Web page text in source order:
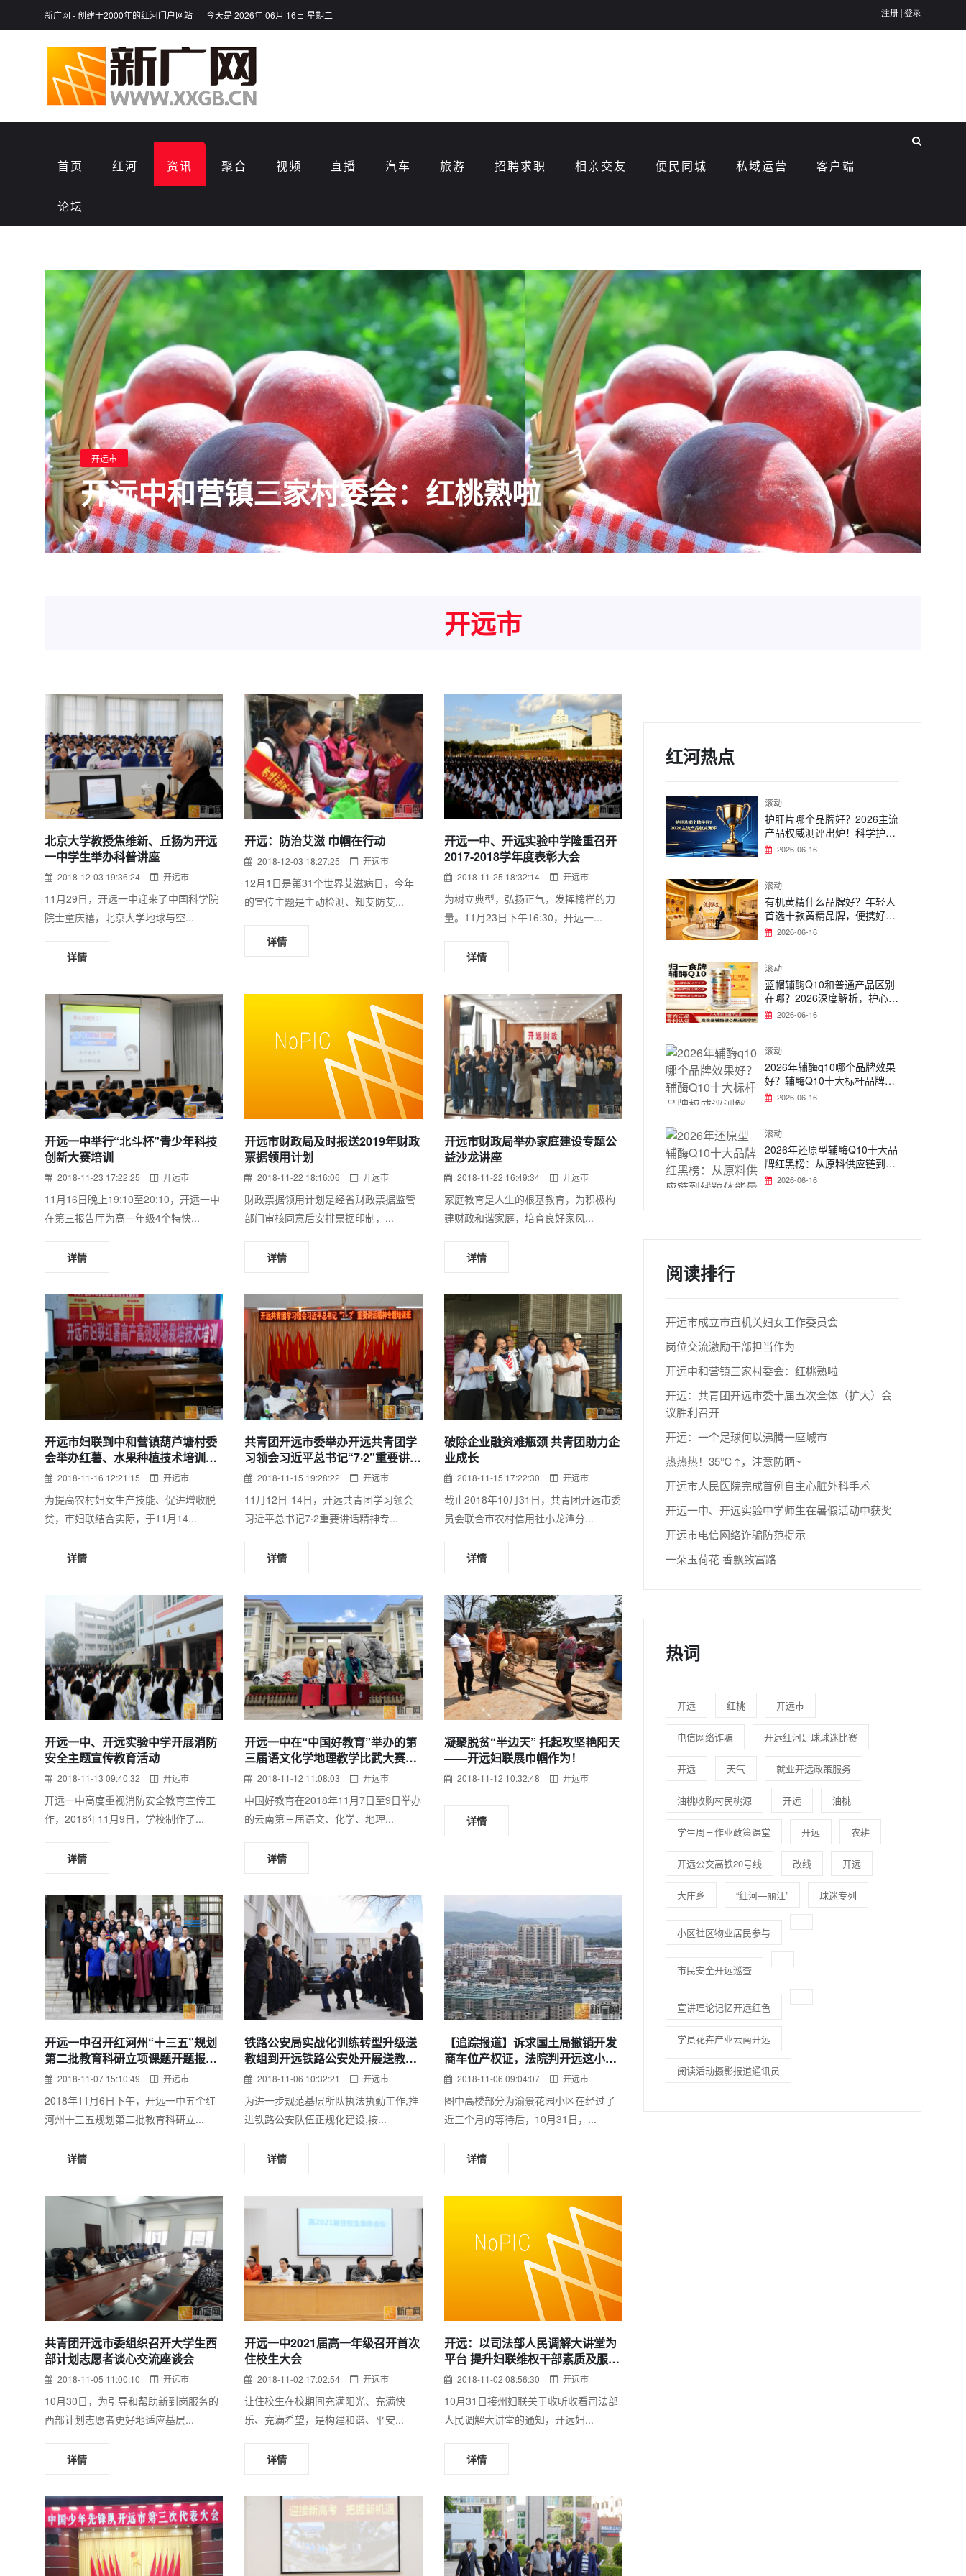
新广网 - 创建于2000年的红河门户网站 今天是 2026年 06月 16日 星期二
首页 红河 资讯 聚合 视频 直播 汽车 旅游 招聘求职 相亲交友 便民同城 私域运营 客户端
论坛
开远市
开远中和营镇三家村委会：红桃熟啦
开远市
北京大学教授焦维新、丘扬为开远
一中学生举办科普讲座
2018-12-03 19:36:24 开远市
11月29日，开远一中迎来了中国科学院
院士童庆禧，北京大学地球与空...
详情
开远：防治艾滋 巾帼在行动
2018-12-03 18:27:25 开远市
12月1日是第31个世界艾滋病日，今年
的宣传主题是主动检测、知艾防艾...
详情
开远一中、开远实验中学隆重召开
2017-2018学年度表彰大会
2018-11-25 18:32:14 开远市
为树立典型，弘扬正气，发挥榜样的力
量。11月23日下午16:30，开远一...
详情
开远一中举行“北斗杯”青少年科技
创新大赛培训
2018-11-23 17:22:25 开远市
11月16日晚上19:10至20:10，开远一中
在第三报告厅为高一年级4个特快...
详情
开远市财政局及时报送2019年财政
票据领用计划
2018-11-22 18:16:06 开远市
财政票据领用计划是经省财政票据监管
部门审核同意后安排票据印制，...
详情
开远市财政局举办家庭建设专题公
益沙龙讲座
2018-11-22 16:49:34 开远市
家庭教育是人生的根基教育，为积极构
建财政和谐家庭，培育良好家风...
详情
开远市妇联到中和营镇葫芦塘村委
会举办红薯、水果种植技术培训及
医疗服务活动
2018-11-16 12:21:15 开远市
为提高农村妇女生产技能、促进增收脱
贫，市妇联结合实际，于11月14...
详情
共青团开远市委举办开远共青团学
习领会习近平总书记“7·2”重要讲话
精神专题培训班
2018-11-15 19:28:22 开远市
11月12日-14日，开远共青团学习领会
习近平总书记7·2重要讲话精神专...
详情
破除企业融资难瓶颈 共青团助力企
业成长
2018-11-15 17:22:30 开远市
截止2018年10月31日，共青团开远市委
员会联合市农村信用社小龙潭分...
详情
开远一中、开远实验中学开展消防
安全主题宣传教育活动
2018-11-13 09:40:32 开远市
开远一中高度重视消防安全教育宣传工
作，2018年11月9日，学校制作了...
详情
开远一中在“中国好教育”举办的第
三届语文化学地理教学比武大赛中
创佳绩
2018-11-12 11:08:03 开远市
中国好教育在2018年11月7日至9日举办
的云南第三届语文、化学、地理...
详情
凝聚脱贫“半边天” 托起攻坚艳阳天
——开远妇联展巾帼作为！
2018-11-12 10:32:48 开远市
详情
开远一中召开红河州“十三五”规划
第二批教育科研立项课题开题报告
会 2018-11-07 15:10:49 开远市
2018年11月6日下午，开远一中五个红
河州十三五规划第二批教育科研立...
详情
铁路公安局实战化训练转型升级送
教组到开远铁路公安处开展送教活
动 2018-11-06 10:32:21 开远市
为进一步规范基层所队执法执勤工作,推
进铁路公安队伍正规化建设,按...
详情
【追踪报道】诉求国土局撤销开发
商车位产权证，法院判开远这小区
业委会输
2018-11-06 09:04:07 开远市
图中高楼部分为渝景花园小区在经过了
近三个月的等待后，10月31日，...
详情
共青团开远市委组织召开大学生西
部计划志愿者谈心交流座谈会
2018-11-05 11:00:10 开远市
10月30日，为引导和帮助新到岗服务的
西部计划志愿者更好地适应基层...
详情
开远一中2021届高一年级召开首次
住校生大会
2018-11-02 17:02:54 开远市
让住校生在校期间充满阳光、充满快
乐、充满希望，是构建和谐、平安...
详情
开远：以司法部人民调解大讲堂为
平台 提升妇联维权干部素质及服务
水平2018-11-02 08:56:30 开远市
10月31日接州妇联关于收听收看司法部
人民调解大讲堂的通知，开远妇...
详情
红河热点
滚动
护肝片哪个品牌好？2026主流
产品权威测评出炉！科学护肝
必看2026-06-16
滚动
有机黄精什么品牌好？年轻人
首选十款黄精品牌，便携好吃
不贵2026-06-16
滚动
蓝帽辅酶Q10和普通产品区别
在哪？2026深度解析，护心选
品不再迷茫
2026-06-16
滚动
2026年辅酶q10哪个品牌效果
好？辅酶Q10十大标杆品牌权
威评测解析：还原型辅酶Q10
2026-06-16
滚动
2026年还原型辅酶Q10十大品
牌红黑榜：从原料供应链到线
粒体能量全链路评估，养护血
2026-06-16
阅读排行
开远市成立市直机关妇女工作委员会
岗位交流激励干部担当作为
开远中和营镇三家村委会：红桃熟啦
开远：共青团开远市委十届五次全体（扩大）会
议胜利召开
开远：一个足球何以沸腾一座城市
热热热！35℃↑，注意防晒~
开远市人民医院完成首例自主心脏外科手术
开远一中、开远实验中学师生在暑假活动中获奖
开远市电信网络诈骗防范提示
一朵玉荷花 香飘致富路
热词
开远 红桃 开远市
电信网络诈骗 开远红河足球球迷比赛
开远 天气 就业开远政策服务
油桃收购村民桃源 开远 油桃
学生周三作业政策课堂 开远 农耕
开远公交高铁20号线 改线 开远
大庄乡 “红河—丽江” 球迷专列
小区社区物业居民参与
市民安全开远巡查
宣讲理论记忆开远红色
学员花卉产业云南开远
阅读活动摄影报道通讯员